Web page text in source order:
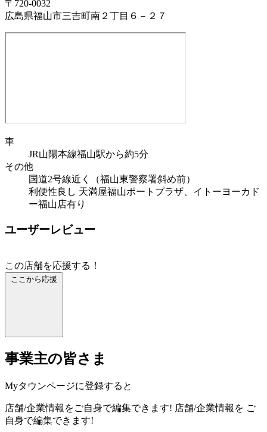
〒720-0032
広島県福山市三吉町南２丁目６－２７
車
JR山陽本線福山駅から約5分
その他
国道2号線近く（福山東警察署斜め前）
利便性良し 天満屋福山ポートプラザ、イトーヨーカド
ー福山店有り
ユーザーレビュー
この店舗を応援する！
ここから応援
事業主の皆さま
Myタウンページに登録すると
店舗/企業情報をご自身で編集できます! 店舗/企業情報を ご
自身で編集できます!